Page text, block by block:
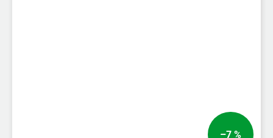
–7 %